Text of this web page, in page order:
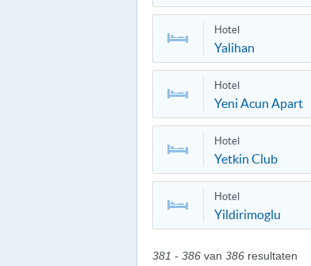
Hotel
Yalihan
Hotel
Yeni Acun Apart
Hotel
Yetkin Club
Hotel
Yildirimoglu
381 - 386 van 386 resultaten